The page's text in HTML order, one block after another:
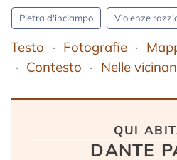
Pietra d'inciampo Violenze
Testo Fotografie
Contesto
Nelle
qui
DANTE